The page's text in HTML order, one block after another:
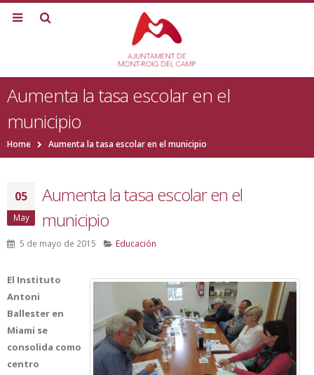
Aumenta la tasa escolar en el
municipio
Home Aumenta la tasa escolar en el municipio
05
May
Aumenta la tasa escolar en el
municipio
5 de mayo de 2015 Educación
El Instituto
Antoni
Ballester en
Miami se
consolida como
centro